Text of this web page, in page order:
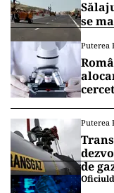
se
Puterea
Puterea
de